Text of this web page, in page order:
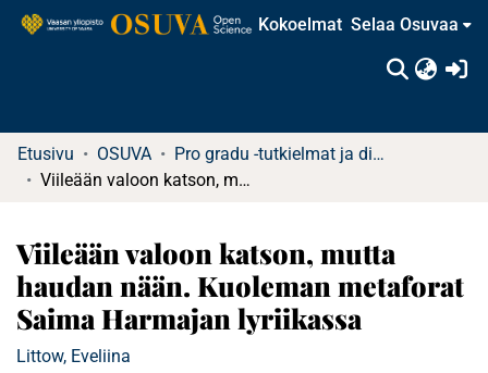
Kokoelmat Selaa Osuvaa
Etusivu OSUVA
Pro gradu -tutkielmat ja diplomityöt
Viileään valoon katson, mutta haudan nään. Kuoleman metaforat Saima Harmajan lyriikassa
Viileään valoon katson, mutta
haudan nään. Kuoleman metaforat
Saima Harmajan lyriikassa
Littow, Eveliina